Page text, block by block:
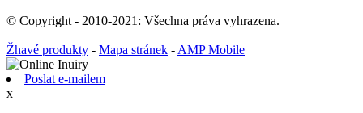
© Copyright - 2010-2021: Všechna práva vyhrazena.
Žhavé produkty - Mapa stránek - AMP Mobile
Poslat e-mailem
x